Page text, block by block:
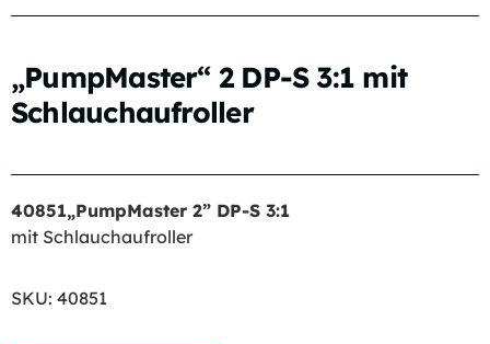
„PumpMaster“ 2 DP-S 3:1 mit
Schlauchaufroller
40851„PumpMaster 2” DP-S 3:1
mit Schlauchaufroller
SKU: 40851